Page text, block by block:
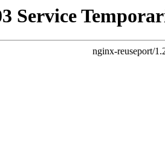
Service
nginx-reuseport/